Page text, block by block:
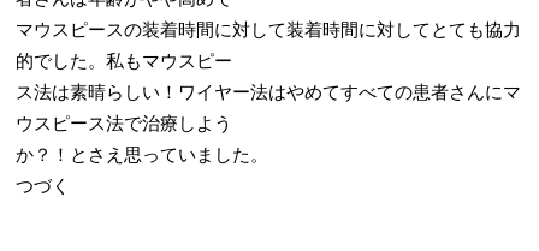
マウスピースの装着時間に対して装着時間に対してとても協力
的でした。私もマウスピー
ス法は素晴らしい！ワイヤー法はやめてすべての患者さんにマ
ウスピース法で治療しよう
か？！とさえ思っていました。
つづく